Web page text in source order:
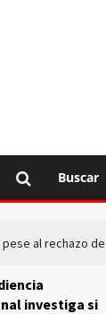
Buscar
al rechazo de
investiga si